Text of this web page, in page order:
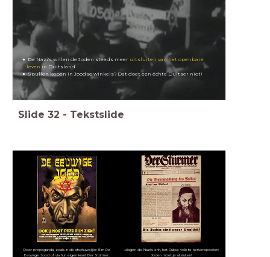
De Nazi's willen de Joden steeds meer uitsluiten van het openbare
leven in Duitsland
Spullen kopen in Joodse winkels? Dat doet een échte Duitser niet!
Slide 32 - Tekstslide
Door propaganda, zoals in de afschuwelijke film De
Eeuwige Jood of via hun eigen krant Der Stürmer...
...slagen de Nazi's erin, het Duitse volk te hersenspoelen:
Joden moet je uitsluiten!